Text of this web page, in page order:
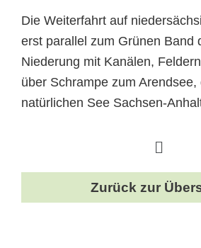
Die Weiterfahrt auf
erst parallel zum Grünen Band
Niederung mit Kanälen,
über Schrampe zum
natürlichen See Sachsen-
Zurück zur